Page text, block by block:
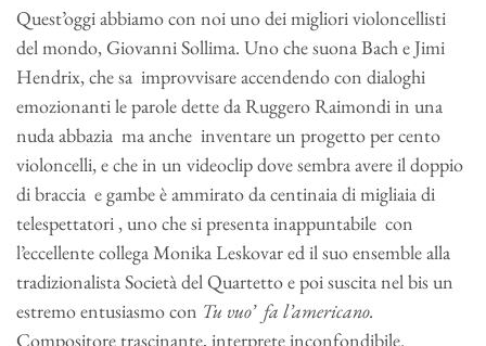
Quest’oggi abbiamo con noi uno dei migliori violoncellisti
del mondo, Giovanni Sollima. Uno che suona Bach e Jimi
Hendrix, che sa improvvisare accendendo con dialoghi
emozionanti le parole dette da Ruggero Raimondi in una
nuda abbazia ma anche inventare un progetto per cento
violoncelli, e che in un videoclip dove sembra avere il doppio
di braccia e gambe è ammirato da centinaia di migliaia di
telespettatori , uno che si presenta inappuntabile con
l’eccellente collega Monika Leskovar ed il suo ensemble alla
tradizionalista Società del Quartetto e poi suscita nel bis un
estremo entusiasmo con Tu vuo’ fa l’americano.
Compositore trascinante, interprete inconfondibile.